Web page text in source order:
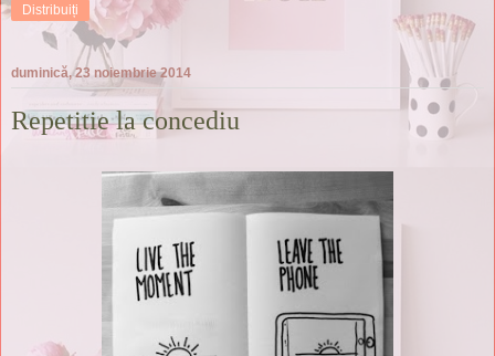
Distribuiți
duminică, 23 noiembrie 2014
Repetitie la concediu